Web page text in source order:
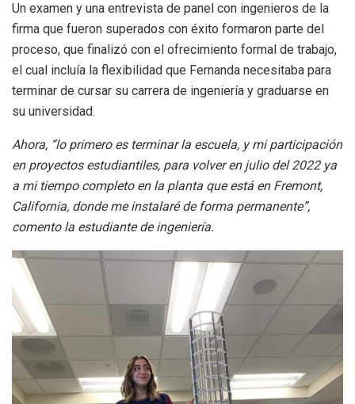
Un examen y una entrevista de panel con ingenieros de la
firma que fueron superados con éxito formaron parte del
proceso, que finalizó con el ofrecimiento formal de trabajo,
el cual incluía la flexibilidad que Fernanda necesitaba para
terminar de cursar su carrera de ingeniería y graduarse en
su universidad.
Ahora, “lo primero es terminar la escuela, y mi participación
en proyectos estudiantiles, para volver en julio del 2022 ya
a mi tiempo completo en la planta que está en Fremont,
California, donde me instalaré de forma permanente”,
comento la estudiante de ingeniería.